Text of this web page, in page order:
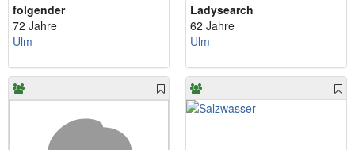
folgender
72 Jahre
Ulm
Ladysearch
62 Jahre
Ulm